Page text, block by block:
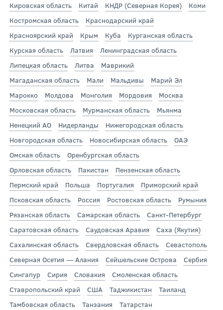
Кировская область
Китай КНДР (Северная Корея)
Коми
Костромская область
Краснодарский край
Красноярский край
Крым Куба
Курганская область
Курская область
Латвия
Ленинградская область
Липецкая область
Литва
Маврикий
Магаданская область
Мали Мальдивы
Марий Эл
Марокко
Молдова Монголия Мордовия
Москва
Московская область
Мурманская область
Мьянма
Ненецкий АО
Нидерланды
Нижегородская область
Новгородская область
Новосибирская область
ОАЭ
Омская область
Оренбургская область
Орловская область
Пакистан
Пензенская область
Пермский край
Польша Португалия
Приморский край
Псковская область
Россия Ростовская область
Румыния
Рязанская область
Самарская область
Санкт-Петербург
Саратовская область
Саудовская Аравия
Саха (Якутия)
Сахалинская область
Свердловская область
Севастополь
Северная Осетия — Алания
Сейшельские Острова
Сербия
Сингапур
Сирия Словакия
Смоленская область
Ставропольский край
США Таджикистан
Таиланд
Тамбовская область
Танзания
Татарстан